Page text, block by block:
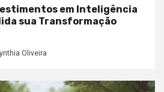
em Inteligência
sua Transformação
Oliveira